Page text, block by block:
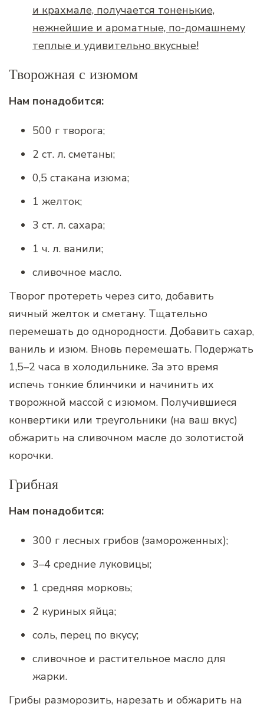
и крахмале, получается тоненькие,
нежнейшие и ароматные, по-домашнему
теплые и удивительно вкусные!
Творожная с изюмом
Нам понадобится:
500 г творога;
2 ст. л. сметаны;
0,5 стакана изюма;
1 желток;
3 ст. л. сахара;
1 ч. л. ванили;
сливочное масло.
Творог протереть через сито, добавить
яичный желток и сметану. Тщательно
перемешать до однородности. Добавить сахар,
ваниль и изюм. Вновь перемешать. Подержать
1,5–2 часа в холодильнике. За это время
испечь тонкие блинчики и начинить их
творожной массой с изюмом. Получившиеся
конвертики или треугольники (на ваш вкус)
обжарить на сливочном масле до золотистой
корочки.
Грибная
Нам понадобится:
300 г лесных грибов (замороженных);
3–4 средние луковицы;
1 средняя морковь;
2 куриных яйца;
соль, перец по вкусу;
сливочное и растительное масло для
жарки.
Грибы разморозить, нарезать и обжарить на